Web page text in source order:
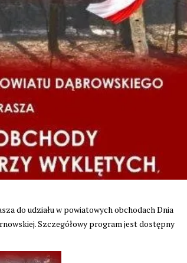
do udziału w powiatowych obchodach Dnia
Szczegółowy program jest dostępny